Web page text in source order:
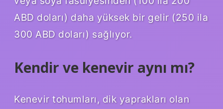
ABD doları) daha yüksek bir gelir (250 ila
300 ABD doları) sağlıyor.
Kendir ve kenevir aynı mı?
Kenevir tohumları, dik yaprakları olan